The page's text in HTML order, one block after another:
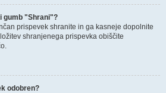
gumb "Shrani"?
prispevek shranite in ga kasneje dopolnite
shranjenega prispevka obiščite
odobren?